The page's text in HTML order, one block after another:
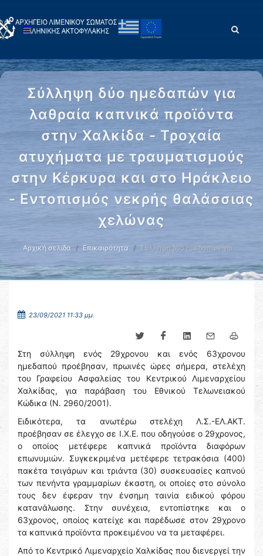
Σύλληψη δύο ημεδαπών για
λαθραία καπνικά προϊόντα
στην Χαλκίδα - Τροχαία
ατυχήματα με τραυματισμούς
στην Κέρκυρα και στο Ηράκλειο
- Εντοπισμός νεκρής θαλάσσιας
χελώνας
Αρχική σελίδα Επικαιρότητα Σύλληψη δύο ημεδαπών για …
23/09/2021 11:33 μμ.
Στη σύλληψη ενός 29χρονου και ενός 63χρονου
ημεδαπού προέβησαν, πρωινές ώρες σήμερα, στελέχη
του Γραφείου Ασφαλείας του Κεντρικού Λιμεναρχείου
Χαλκίδας, για παράβαση του Εθνικού Τελωνειακού
Κώδικα (Ν. 2960/2001).
Ειδικότερα, τα ανωτέρω στελέχη Λ.Σ.-ΕΛ.ΑΚΤ.
προέβησαν σε έλεγχο σε Ι.Χ.Ε. που οδηγούσε ο 29χρονος,
ο οποίος μετέφερε καπνικά προϊόντα διαφόρων
επωνυμιών. Συγκεκριμένα μετέφερε τετρακόσια (400)
πακέτα τσιγάρων και τριάντα (30) συσκευασίες καπνού
των πενήντα γραμμαρίων έκαστη, οι οποίες στο σύνολο
τους δεν έφεραν την ένσημη ταινία ειδικού φόρου
κατανάλωσης. Στην συνέχεια, εντοπίστηκε και ο
63χρονος, οποίος κατείχε και παρέδωσε στον 29χρονο
τα καπνικά προϊόντα προκειμένου να τα μεταφέρει.
Από το Κεντρικό Λιμεναρχείο Χαλκίδας που διενεργεί την